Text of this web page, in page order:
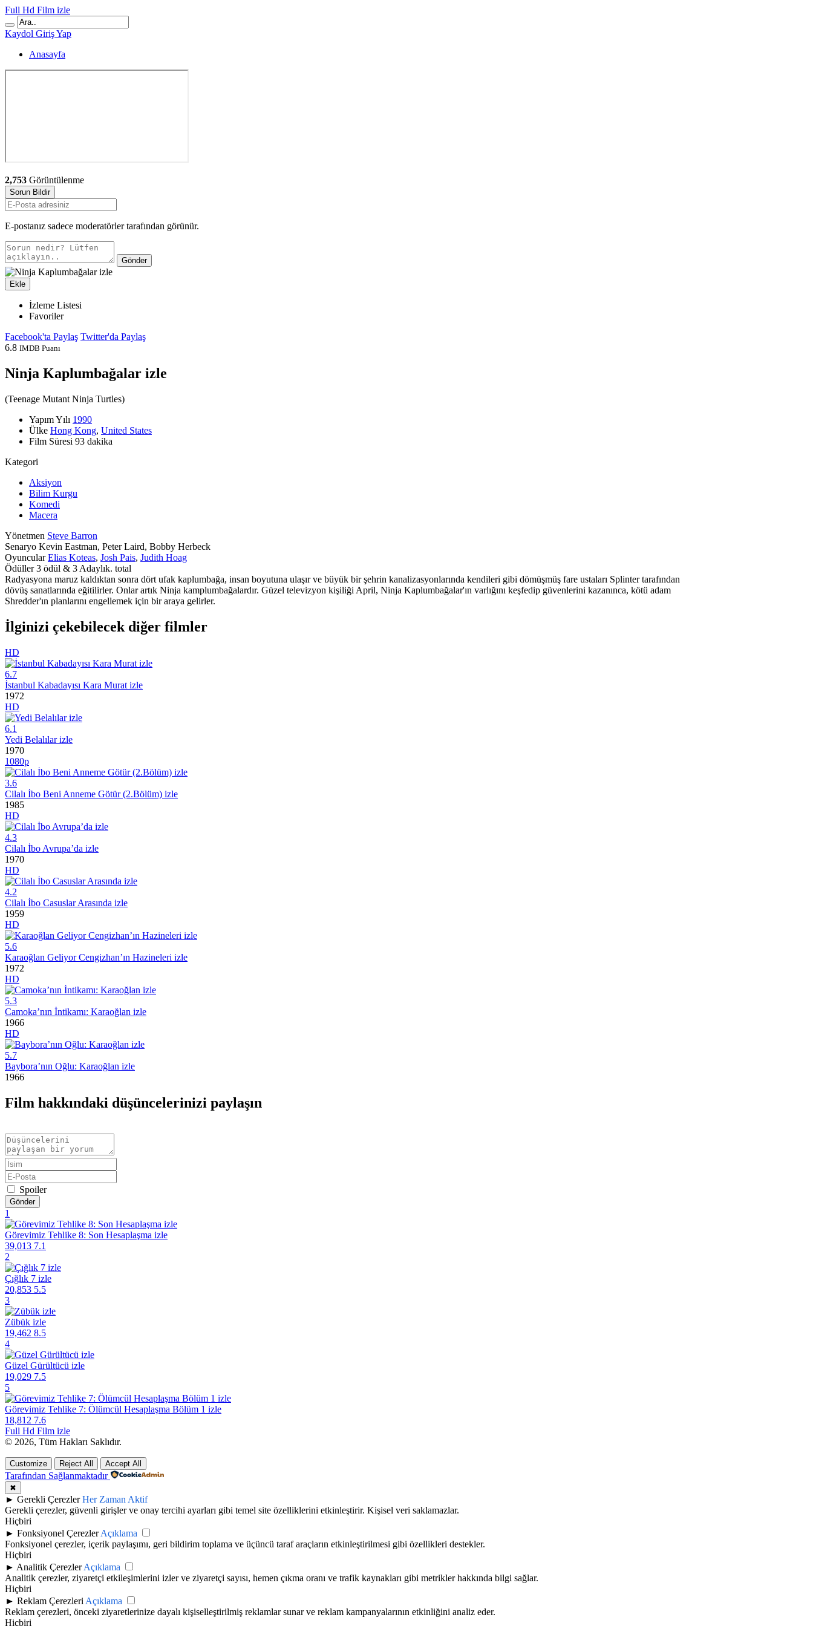
Full Hd Film izle
Kaydol Giriş Yap
Anasayfa
2,753 Görüntülenme
Sorun Bildir
E-postanız sadece moderatörler tarafından görünür.
Gönder
Ekle
İzleme Listesi
Favoriler
Facebook'ta Paylaş Twitter'da Paylaş
6.8 IMDB Puanı
Ninja Kaplumbağalar izle
(Teenage Mutant Ninja Turtles)
Yapım Yılı 1990
Ülke Hong Kong, United States
Film Süresi 93 dakika
Kategori
Aksiyon
Bilim Kurgu
Komedi
Macera
Yönetmen Steve Barron
Senaryo Kevin Eastman, Peter Laird, Bobby Herbeck
Oyuncular Elias Koteas, Josh Pais, Judith Hoag
Ödüller3 ödül & 3 Adaylık. total
Radyasyona maruz kaldıktan sonra dört ufak kaplumbağa, insan boyutuna ulaşır ve büyük bir şehrin kanalizasyonlarında kendileri gibi dömüşmüş fare ustaları Splinter tarafından
dövüş sanatlarında eğitilirler. Onlar artık Ninja kamplumbağalardır. Güzel televizyon kişiliği April, Ninja Kaplumbağalar'ın varlığını keşfedip güvenlerini kazanınca, kötü adam
Shredder'ın planlarını engellemek için bir araya gelirler.
İlginizi çekebilecek diğer filmler
HD
6.7
İstanbul Kabadayısı Kara Murat izle
1972
HD
6.1
Yedi Belalılar izle
1970
1080p
3.6
Cilalı İbo Beni Anneme Götür (2.Bölüm) izle
1985
HD
4.3
Cilalı İbo Avrupa’da izle
1970
HD
4.2
Cilalı İbo Casuslar Arasında izle
1959
HD
5.6
Karaoğlan Geliyor Cengizhan’ın Hazineleri izle
1972
HD
5.3
Camoka’nın İntikamı: Karaoğlan izle
1966
HD
5.7
Baybora’nın Oğlu: Karaoğlan izle
1966
Film hakkındaki düşüncelerinizi paylaşın
Spoiler
Gönder
1
Görevimiz Tehlike 8: Son Hesaplaşma izle
39,013 7.1
2
Çığlık 7 izle
20,853 5.5
3
Zübük izle
19,462 8.5
4
Güzel Gürültücü izle
19,029 7.5
5
Görevimiz Tehlike 7: Ölümcül Hesaplaşma Bölüm 1 izle
18,812 7.6
Full Hd Film izle
© 2026, Tüm Hakları Saklıdır.
Customize Reject All Accept All
Tarafından Sağlanmaktadır
✖
► Gerekli Çerezler Her Zaman Aktif
Gerekli çerezler, güvenli girişler ve onay tercihi ayarları gibi temel site özelliklerini etkinleştirir. Kişisel veri saklamazlar.
Hiçbiri
► Fonksiyonel ÇerezlerAçıklama
Fonksiyonel çerezler, içerik paylaşımı, geri bildirim toplama ve üçüncü taraf araçların etkinleştirilmesi gibi özellikleri destekler.
Hiçbiri
► Analitik ÇerezlerAçıklama
Analitik çerezler, ziyaretçi etkileşimlerini izler ve ziyaretçi sayısı, hemen çıkma oranı ve trafik kaynakları gibi metrikler hakkında bilgi sağlar.
Hiçbiri
► Reklam ÇerezleriAçıklama
Reklam çerezleri, önceki ziyaretlerinize dayalı kişiselleştirilmiş reklamlar sunar ve reklam kampanyalarının etkinliğini analiz eder.
Hiçbiri